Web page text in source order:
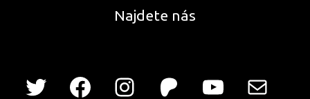
Najdete nás